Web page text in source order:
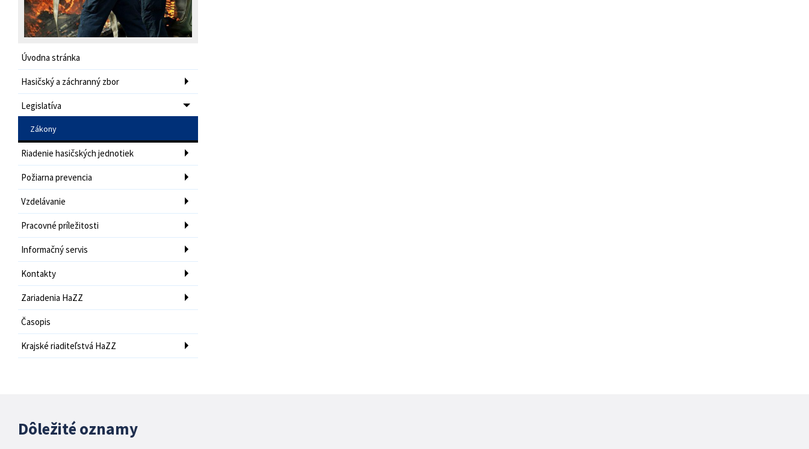
Úvodna stránka
Hasičský a záchranný zbor
Legislatíva
Zákony
Riadenie hasičských jednotiek
Požiarna prevencia
Vzdelávanie
Pracovné príležitosti
Informačný servis
Kontakty
Zariadenia HaZZ
Časopis
Krajské riaditeľstvá HaZZ
Dôležité oznamy